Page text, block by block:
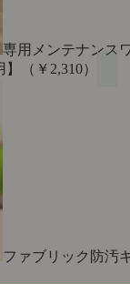
専用メンテナンス
（￥2,310）
ファブリック防汚